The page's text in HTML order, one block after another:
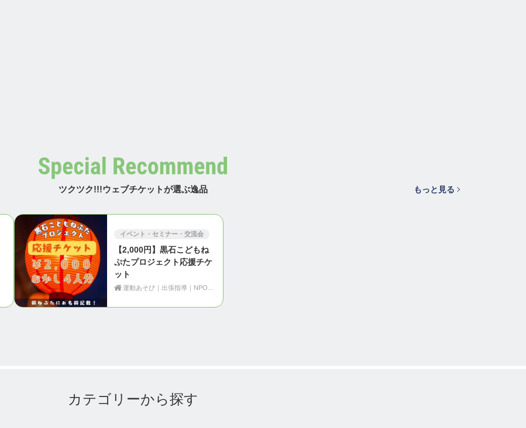
ツクツク!!!ウェブチケットが選ぶ逸品 もっと見る
イベント・セミナー・交流会
【2,000円】黒石こどもね
ぷたプロジェクト応援チケ
ット
カテゴリーから探す